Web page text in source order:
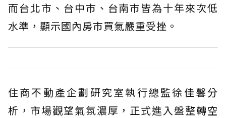
而台北市、台中市、台南市皆為十年來次低
水準，顯示國內房市買氣嚴重受挫。
住商不動產企劃研究室執行總監徐佳馨分
析，市場觀望氣氛濃厚，正式進入盤整轉空